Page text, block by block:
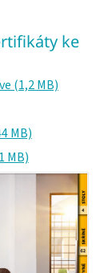
ke
(1,2 MB)
MB)
MB)